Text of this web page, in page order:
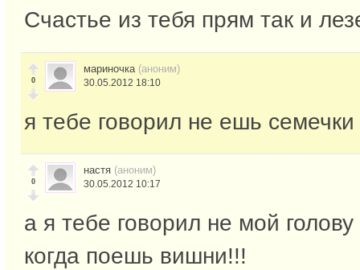
Счастье из тебя прям так и
0
мариночка (аноним)
30.05.2012 18:10
я тебе говорил не ешь семечки
0
настя (аноним)
30.05.2012 10:17
а я тебе говорил не мой
когда поешь вишни!!!